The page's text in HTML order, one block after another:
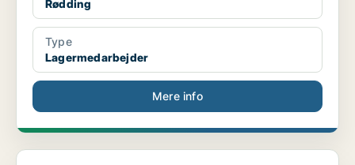
Rødding
Type
Lagermedarbejder
Mere info
Truckfører - Aftenhold - Lager - Vejle